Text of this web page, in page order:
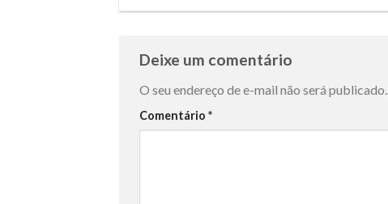
Deixe um comentário
O seu endereço de e-mail não será publicado.
Comentário *